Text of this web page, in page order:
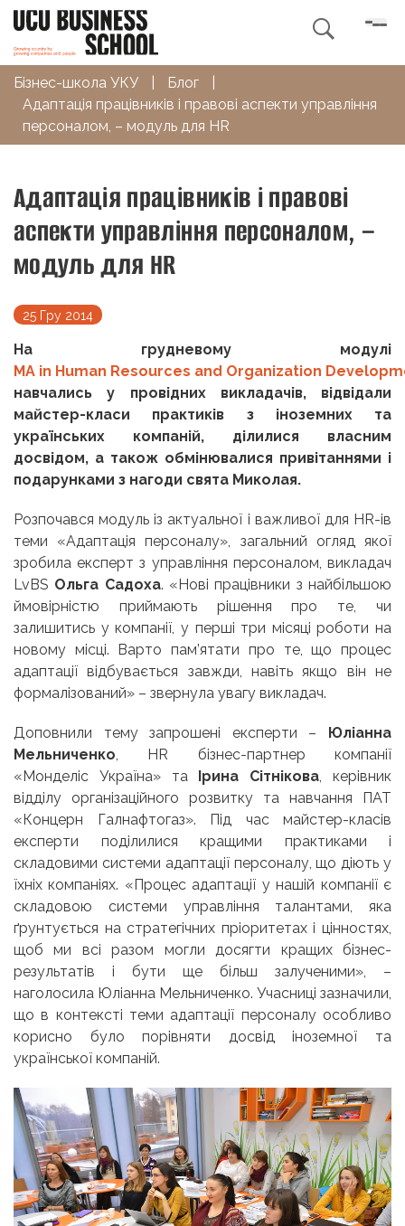

Бізнес-школа УКУ Блог
Адаптація працівників і правові аспекти управління
персоналом, – модуль для HR
Адаптація працівників і правові
аспекти управління персоналом, –
модуль для HR
25 Гру 2014
На грудневому модулі
MA in Human Resources and Organization
навчались у провідних викладачів, відвідали
майстер-класи практиків з іноземних та
українських компаній, ділилися власним
досвідом, а також обмінювалися привітаннями і
подарунками з нагоди свята Миколая.
Розпочався модуль із актуальної і важливої для HR-ів
теми «Адаптація персоналу», загальний огляд якої
зробила експерт з управління персоналом, викладач
LvBS Ольга Садоха. «Нові працівники з найбільшою
ймовірністю приймають рішення про те, чи
залишитись у компанії, у перші три місяці роботи на
новому місці. Варто пам’ятати про те, що процес
адаптації відбувається завжди, навіть якщо він не
формалізований» – звернула увагу викладач.
Доповнили тему запрошені експерти – Юліанна
Мельниченко, HR бізнес-партнер компанії
«Монделіс Україна» та Ірина Сітнікова, керівник
відділу організаційного розвитку та навчання ПАТ
«Концерн Галнафтогаз». Під час майстер-класів
експерти поділилися кращими практиками і
складовими системи адаптації персоналу, що діють у
їхніх компаніях. «Процес адаптації у нашій компанії є
складовою системи управління талантами, яка
ґрунтується на стратегічних пріоритетах і цінностях,
щоб ми всі разом могли досягти кращих бізнес-
результатів і бути ще більш залученими», –
наголосила Юліанна Мельниченко. Учасниці зазначили,
що в контексті теми адаптації персоналу особливо
корисно було порівняти досвід іноземної та
української компаній.